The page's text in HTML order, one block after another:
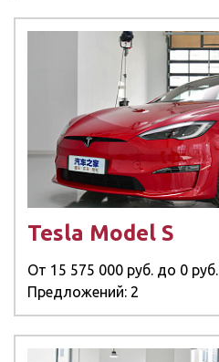
Tesla Model S
От 15 575 000 руб. до 0 руб.
Предложений: 2